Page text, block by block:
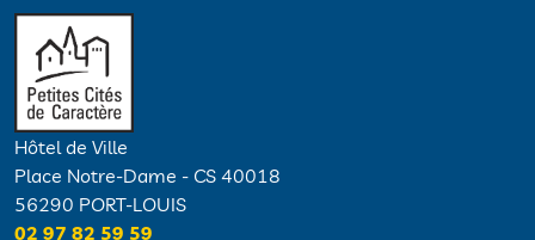
Hôtel de Ville
Place Notre-Dame - CS 40018
56290 PORT-LOUIS
02 97 82 59 59